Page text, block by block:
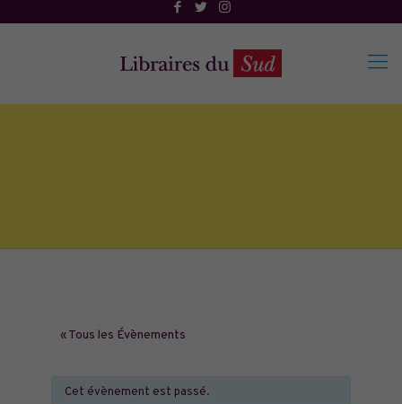
« Tous les Évènements
Cet évènement est passé.